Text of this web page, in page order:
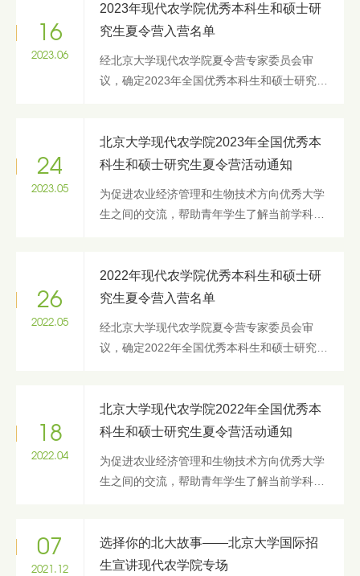
物技术） 2 曹慧琳 东北...
16
2023.06
2023年现代农学院优秀本科生和硕士研
究生夏令营入营名单
经北京大学现代农学院夏令营专家委员会审
议，确定2023年全国优秀本科生和硕士研究生
术） 2 陈怡佳 西北农林科...
24
2023.05
北京大学现代农学院2023年全国优秀本
科生和硕士研究生夏令营活动通知
为促进农业经济管理和生物技术方向优秀大学
生之间的交流，帮助青年学生了解当前学科发
秀大学生夏令营”活动。本次...
26
2022.05
2022年现代农学院优秀本科生和硕士研
究生夏令营入营名单
经北京大学现代农学院夏令营专家委员会审
议，确定2022年全国优秀本科生和硕士研究生
技术） 2 曾凯琴 华中农...
18
2022.04
北京大学现代农学院2022年全国优秀本
科生和硕士研究生夏令营活动通知
为促进农业经济管理和生物技术方向优秀大学
生之间的交流，帮助青年学生了解当前学科发
秀大学生夏令营”活动。本次夏...
07
2021.12
选择你的北大故事——北京大学国际招
生宣讲现代农学院专场